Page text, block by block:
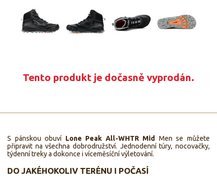
Tento produkt je dočasně vyprodán.
S pánskou obuví Lone Peak All-WHTR Mid Men se můžete
připravit na všechna dobrodružství. Jednodenní túry, nocovačky,
týdenní treky a dokonce i víceměsíční výletování.
DO JAKÉHOKOLIV TERÉNU I POČASÍ